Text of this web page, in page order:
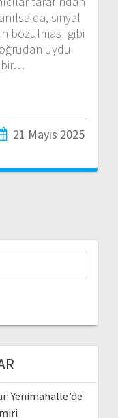
da, sinyal
bozulması gibi
uydu
bir…
21 Mayıs 2025
Yenimahalle’de